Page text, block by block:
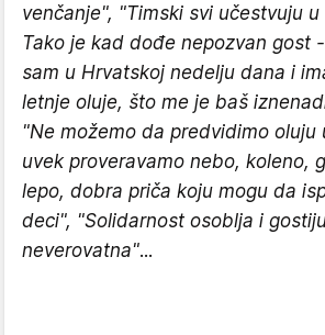
venčanje", "Timski svi učestvuju u
Tako je kad dođe nepozvan gost
sam u Hrvatskoj nedelju dana i
letnje oluje, što me je baš
"Ne možemo da predvidimo oluju
uvek proveravamo nebo, koleno,
lepo, dobra priča koju mogu da
deci", "Solidarnost osoblja i
neverovatna"...